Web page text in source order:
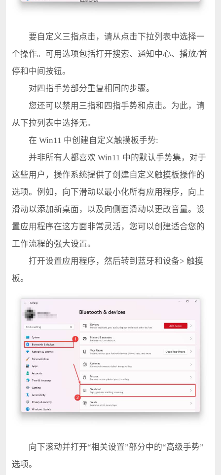
要自定义三指点击，请从点击下拉列表中选择一
个操作。可用选项包括打开搜索、通知中心、播放/暂
停和中间按钮。
对四指手势部分重复相同的步骤。
您还可以禁用三指和四指手势和点击。为此，请
从下拉列表中选择无。
在 Win11 中创建自定义触摸板手势:
并非所有人都喜欢 Win11 中的默认手势集，对于
这些用户，操作系统提供了创建自定义触摸板操作的
选项。例如，向下滑动以最小化所有应用程序，向上
滑动以添加新桌面，以及向侧面滑动以更改音量。设
置应用程序在这方面非常灵活，您可以创建适合您的
工作流程的强大设置。
打开设置应用程序，然后转到蓝牙和设备> 触摸
板。
向下滚动并打开“相关设置”部分中的“高级手势”
选项。